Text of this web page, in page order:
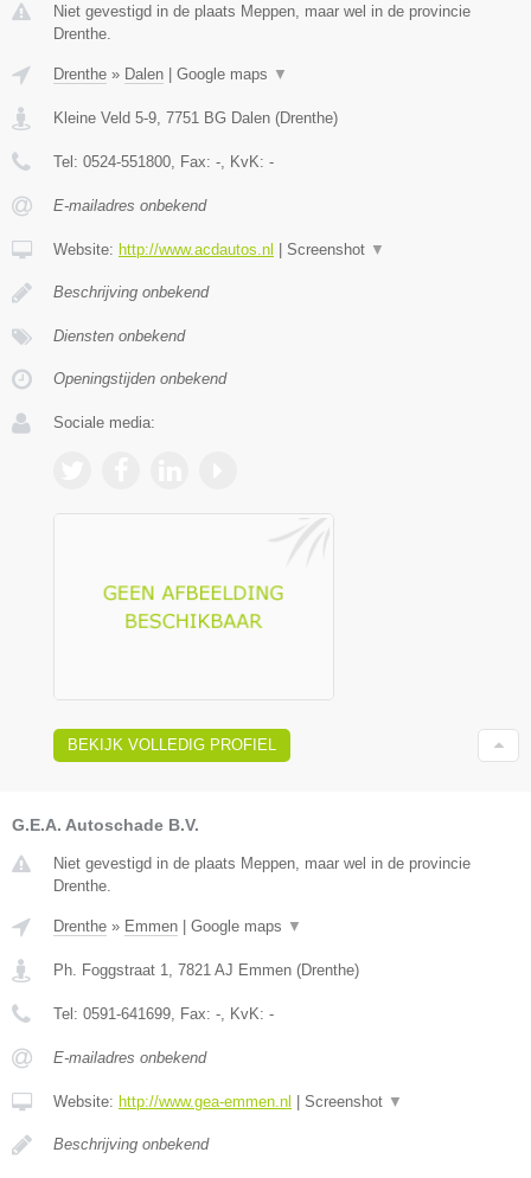
Niet gevestigd in de plaats Meppen, maar wel in de provincie
Drenthe.
Drenthe » Dalen | Google maps ▼
Kleine Veld 5-9 7751 BG Dalen (Drenthe)
Tel: 0524-551800 , Fax: - , KvK: -
E-mailadres onbekend
Website: http://www.acdautos.nl | Screenshot ▼
Beschrijving onbekend
Diensten onbekend
Openingstijden onbekend
Sociale media:
BEKIJK VOLLEDIG PROFIEL
G.E.A. Autoschade B.V.
Niet gevestigd in de plaats Meppen, maar wel in de provincie
Drenthe.
Drenthe » Emmen Google maps ▼
Ph. Foggstraat 1, 7821 AJ Emmen (Drenthe)
Tel: 0591-641699, Fax: -, KvK: -
E-mailadres onbekend
Website: http://www.gea-emmen.nl Screenshot ▼
Beschrijving onbekend